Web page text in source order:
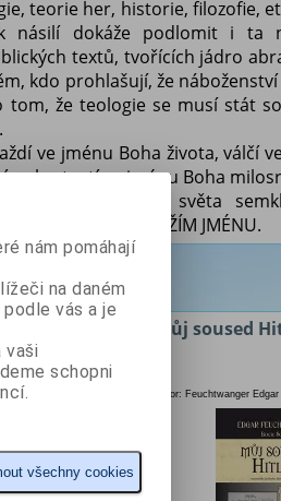
teorie her, historie, filozofie,
násilí dokáže podlomit i ta
textů, tvořících jádro
kdo prohlašují, že
že teologie se musí stát
ve jménu Boha života, válčí
se krutostí ve jménu Boha
a svobodného světa
prohlásili: NE V BOŽÍM JMÉNU.
Můj soused
Autor: Feuchtwanger Edgar
nám pomáhají
na daném
vás a je
vaši
schopni
všechny cookies